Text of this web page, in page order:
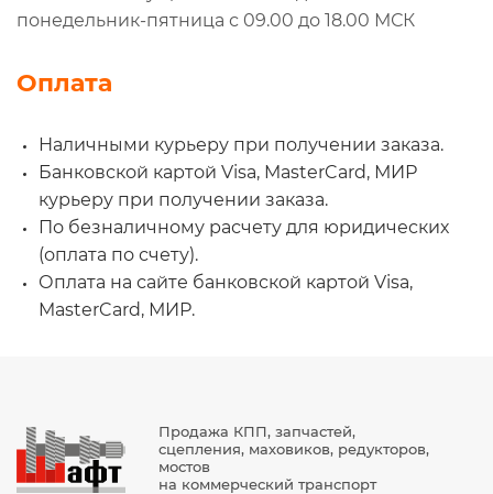
понедельник-пятница с 09.00 до 18.00 МСК
Оплата
Наличными курьеру при получении заказа.
Банковской картой Visa, MasterCard, МИР
курьеру при получении заказа.
По безналичному расчету для юридических
(оплата по счету).
Оплата на сайте банковской картой Visa,
MasterCard, МИР.
Продажа КПП, запчастей,
сцепления, маховиков, редукторов,
мостов
на коммерческий транспорт